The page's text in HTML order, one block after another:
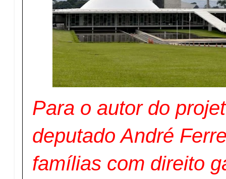
Para o autor do
deputado André
famílias com direito